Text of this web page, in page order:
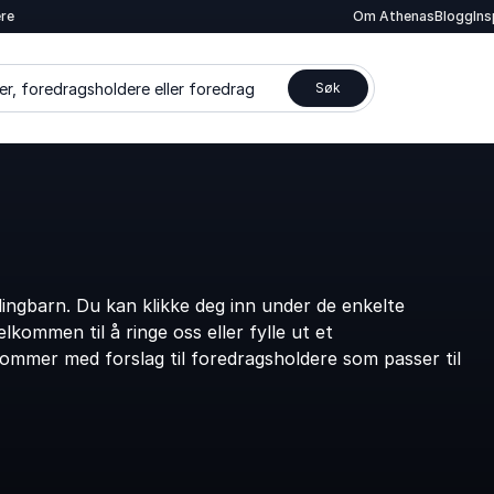
Om AthenasBlogg
foredragsholdere eller foredrag Søk
Du kan klikke deg inn under de enkelte
til å ringe oss eller fylle ut et
med forslag til foredragsholdere som passer til